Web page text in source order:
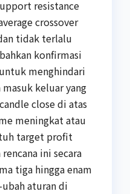
resistance
crossover
tidak terlalu
konfirmasi
menghindari
keluar yang
close di atas
meningkat atau
target profit
ini secara
tiga hingga enam
aturan di